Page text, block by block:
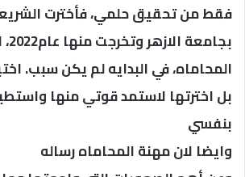
فقط من تحقيق حلمي، فأخترت
المحاماه، في البدايه لم يكن سبب.
بل اخترتها لاستمد قوتي منها
بنفسي
وايضا لان مهنة المحاماه رساله